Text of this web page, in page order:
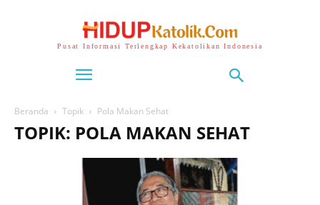
Pusat Informasi Terlengkap Kekatolikan Indonesia
Beranda Topik Pola Makan Sehat
TOPIK: POLA MAKAN SEHAT